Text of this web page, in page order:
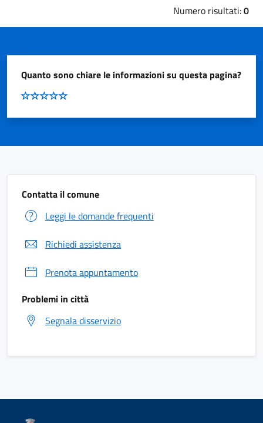
Numero risultati:0
Quanto sono chiare le informazioni su questa pagina?
Contatta il comune
Leggi le domande frequenti
Richiedi assistenza
Prenota appuntamento
Problemi in città
Segnala disservizio